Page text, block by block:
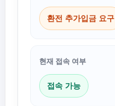
환전 추가입금 요구
현재 접속 여부
접속 가능